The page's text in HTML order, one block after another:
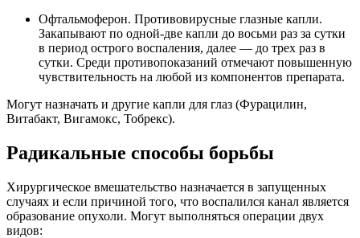
Офтальмоферон. Противовирусные глазные капли.
Закапывают по одной-две капли до восьми раз за сутки
в период острого воспаления, далее — до трех раз в
сутки. Среди противопоказаний отмечают повышенную
чувствительность на любой из компонентов препарата.
Могут назначать и другие капли для глаз (Фурацилин,
Витабакт, Вигамокс, Тобрекс).
Радикальные способы борьбы
Хирургическое вмешательство назначается в запущенных
случаях и если причиной того, что воспалился канал является
образование опухоли. Могут выполняться операции двух
видов: